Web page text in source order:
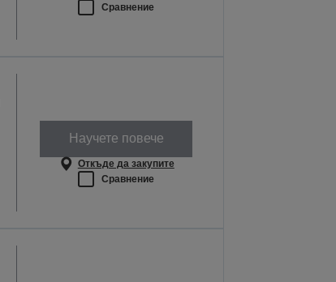
Сравнение
Научете повече
Откъде да закупите
Сравнение